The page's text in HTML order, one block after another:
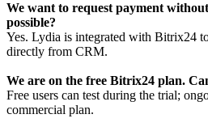
We want to request payment
possible?
Yes. Lydia is integrated with Bitrix24
directly from CRM.
We are on the free Bitrix24 plan.
Free users can test during the trial;
commercial plan.